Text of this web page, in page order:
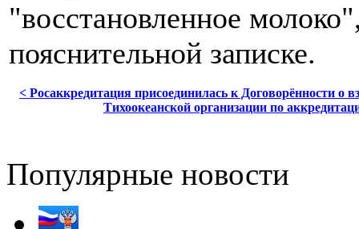
"восстановленное
пояснительной записке.
< Росаккредитация присоединилась к Договорённости о
Тихоокеанской организации по
Популярные новости